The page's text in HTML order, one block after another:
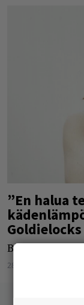
”En halua
Biisissä
28.04.2023 Elli